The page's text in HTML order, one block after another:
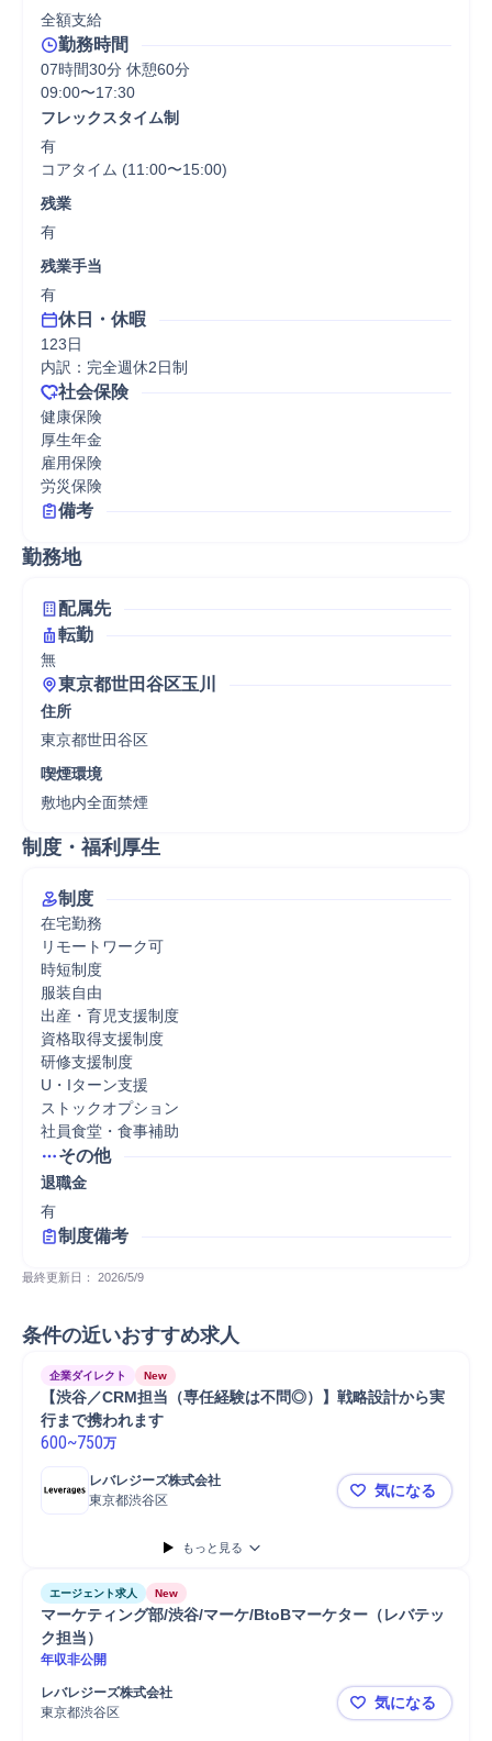
全額支給
勤務時間
07時間30分 休憩60分
09:00〜17:30
フレックスタイム制
有
コアタイム (11:00〜15:00)
残業
有
残業手当
有
休日・休暇
123日
内訳：完全週休2日制
社会保険
健康保険
厚生年金
雇用保険
労災保険
備考
勤務地
配属先
転勤
無
東京都世田谷区玉川
住所
東京都世田谷区
喫煙環境
敷地内全面禁煙
制度・福利厚生
制度
在宅勤務
リモートワーク可
時短制度
服装自由
出産・育児支援制度
資格取得支援制度
研修支援制度
U・Iターン支援
ストックオプション
社員食堂・食事補助
その他
退職金
有
制度備考
最終更新日： 2026/5/9
条件の近いおすすめ求人
企業ダイレクト New
【渋谷／CRM担当（専任経験は不問◎）】戦略設計から実
行まで携われます
600~750万
レバレジーズ株式会社
東京都渋谷区
【渋谷／
気になる
もっと見る
エージェント求人 New
マーケティング部/渋谷/マーケ/BtoBマーケター（レバテッ
ク担当）
年収非公開
レバレジーズ株式会社
東京都渋谷区
マーケティ
気になる